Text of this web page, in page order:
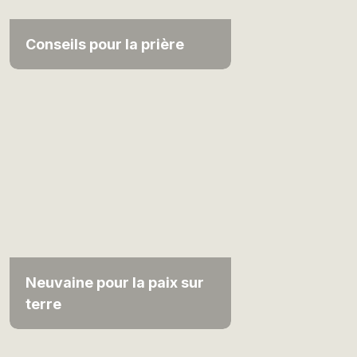
Conseils pour la prière
Neuvaine pour la paix sur
terre